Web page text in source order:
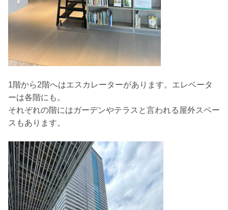
1階から2階へはエスカレーターがあります。エレベータ
ーは各階にも。
それぞれの階にはガーデンやテラスと言われる屋外スペー
スもあります。